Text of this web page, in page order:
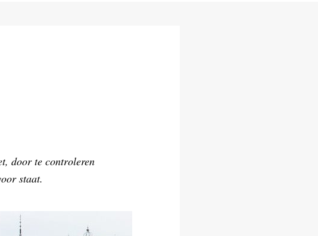
door te controleren
staat.